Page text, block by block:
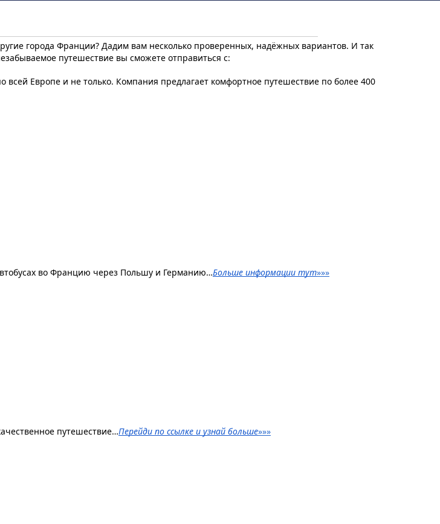
города Франции? Дадим вам несколько проверенных, надёжных вариантов. И так
путешествие вы сможете отправиться с:
Европе и не только. Компания предлагает комфортное путешествие по более 400
во Францию через Польшу и Германию…Больше информации тут»»»
путешествие…Перейди по ссылке и узнай больше»»»